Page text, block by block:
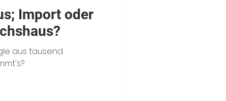
Import oder
aus tausend